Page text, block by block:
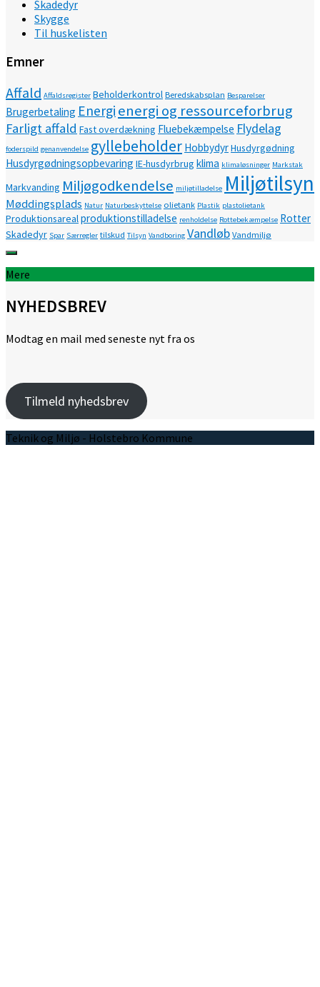
Skadedyr
Skygge
Til huskelisten
Emner
Affald Affaldsregister Beholderkontrol Beredskabsplan Besparelser
Brugerbetaling Energi energi og ressourceforbrug
Farligt affald Fast overdækning Fluebekæmpelse Flydelag
foderspild genanvendelse gyllebeholder HobbydyrHusdyrgødning
Husdyrgødningsopbevaring IE-husdyrbrug klima klimaløsninger Markstak
Markvanding Miljøgodkendelse miljøtilladelse Miljøtilsyn
Møddingsplads Natur Naturbeskyttelse olietank Plastik plastolietank
Produktionsareal produktionstilladelse renholdelse Rottebekæmpelse Rotter
Skadedyr Spar Særregler tilskud Tilsyn Vandboring Vandløb Vandmiljø
Mere
NYHEDSBREV
Modtag en mail med seneste nyt fra os
Tilmeld nyhedsbrev
Teknik og Miljø - Holstebro Kommune